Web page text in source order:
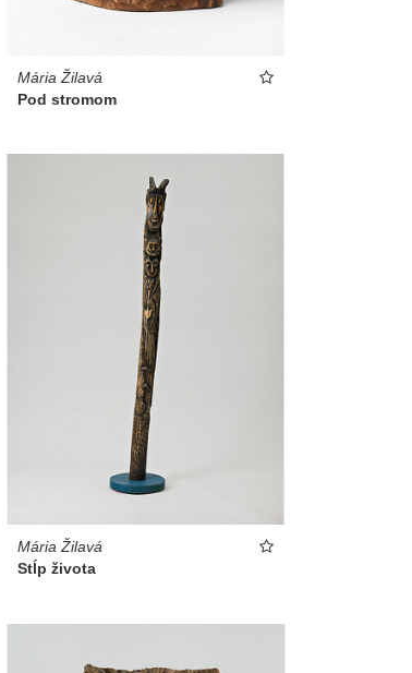
Mária Žilavá
Pod stromom
Mária Žilavá
Stĺp života